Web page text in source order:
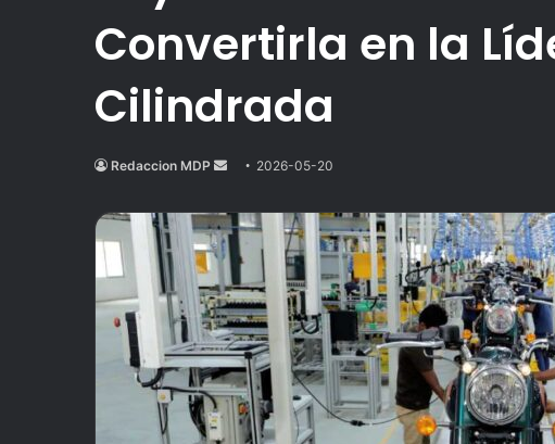
Convertirla en la
Cilindrada
Redaccion MDP
Send
email
2026-05-20